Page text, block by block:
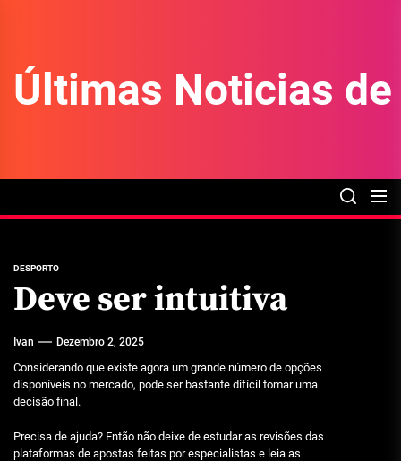
content
Últimas Noticias
DESPORTO
Deve ser intuitiva
Ivan Dezembro 2, 2025
Considerando que existe agora um grande número de opções
disponíveis no mercado, pode ser bastante difícil tomar uma
decisão final.
Precisa de ajuda? Então não deixe de estudar as revisões das
plataformas de apostas feitas por especialistas e leia as